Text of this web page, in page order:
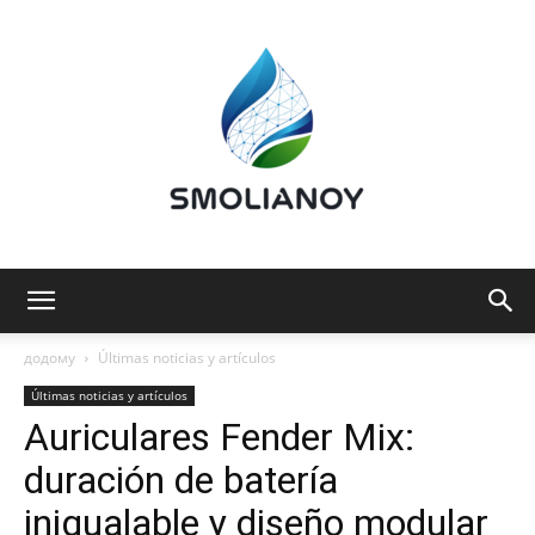
Tecnología,
додому Últimas noticias y artículos
Últimas noticias y artículos
Auriculares Fender Mix:
duración de batería
inigualable y diseño modular